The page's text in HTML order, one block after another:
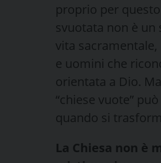
proprio per
svuotata non è
vita
e uomini che
orientata a Dio.
“chiese vuote”
quando si
La Chiesa non è